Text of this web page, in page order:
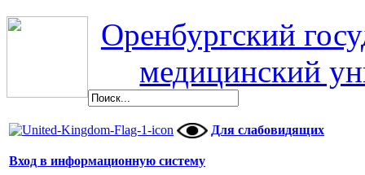
Оренбургский
медицинский
Для слабовидящих
Вход в информационную систему